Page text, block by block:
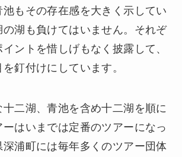
もその存在感を大きく示してい
の湖も負けてはいません。それぞ
ントを惜しげもなく披露して、
釘付けにしています。
二湖、青池を含め十二湖を順に
はいまでは定番のツアーになっ
深浦町には毎年多くのツアー団体